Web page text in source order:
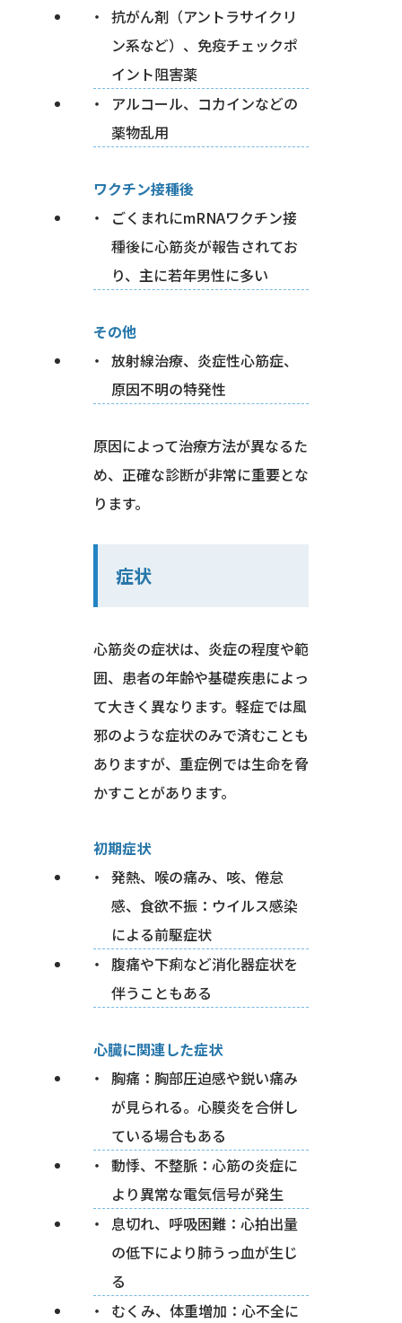
抗がん剤（アントラサイクリ
ン系など）、免疫チェックポ
イント阻害薬
アルコール、コカインなどの
薬物乱用
ワクチン接種後
ごくまれにmRNAワクチン接
種後に心筋炎が報告されてお
り、主に若年男性に多い
その他
放射線治療、炎症性心筋症、
原因不明の特発性
原因によって治療方法が異なるた
め、正確な診断が非常に重要とな
ります。
症状
心筋炎の症状は、炎症の程度や範
囲、患者の年齢や基礎疾患によっ
て大きく異なります。軽症では風
邪のような症状のみで済むことも
ありますが、重症例では生命を脅
かすことがあります。
初期症状
発熱、喉の痛み、咳、倦怠
感、食欲不振：ウイルス感染
による前駆症状
腹痛や下痢など消化器症状を
伴うこともある
心臓に関連した症状
胸痛：胸部圧迫感や鋭い痛み
が見られる。心膜炎を合併し
ている場合もある
動悸、不整脈：心筋の炎症に
より異常な電気信号が発生
息切れ、呼吸困難：心拍出量
の低下により肺うっ血が生じ
る
むくみ、体重増加：心不全に